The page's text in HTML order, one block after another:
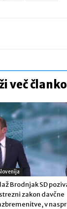
več
Brodnjak SD
zakon davčne
v